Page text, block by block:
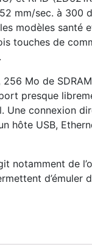
mm/sec. à 300
modèles santé
touches de
Mo de
presque
Une connexion
hôte USB,
notamment de
d’émuler